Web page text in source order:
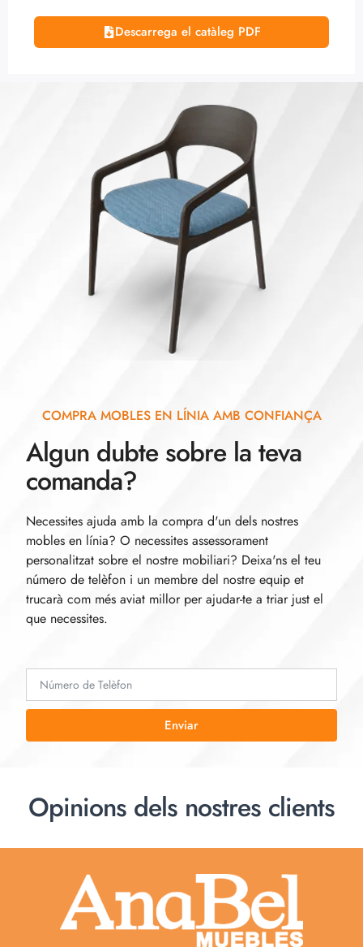
Descarrega el catàleg PDF
COMPRA MOBLES EN LÍNIA AMB CONFIANÇA
Algun dubte sobre la teva
comanda?
Necessites ajuda amb la compra d'un dels nostres
mobles en línia? O necessites assessorament
personalitzat sobre el nostre mobiliari? Deixa'ns el teu
número de telèfon i un membre del nostre equip et
trucarà com més aviat millor per ajudar-te a triar just el
que necessites.
Enviar
Opinions dels nostres clients